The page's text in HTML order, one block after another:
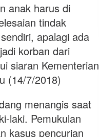
anak harus di
tindak
apalagi ada
korban dari
siaran Kementerian
(14/7/2018)
menangis saat
laki. Pemukulan
kasus pencurian